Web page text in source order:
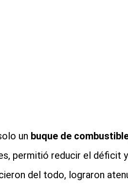
un buque de
permitió reducir el déficit
del todo, lograron